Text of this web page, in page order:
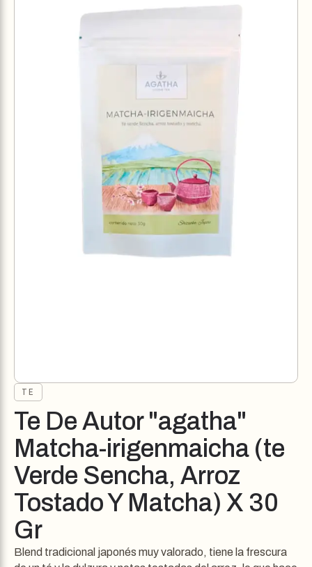
TE
Te De Autor "agatha"
Matcha-irigenmaicha (te
Verde Sencha, Arroz
Tostado Y Matcha) X 30
Gr
Blend tradicional japonés muy valorado, tiene la frescura